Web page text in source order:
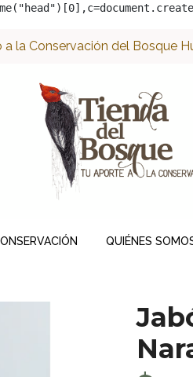
la Conservación del Bosque
QUIÉNES